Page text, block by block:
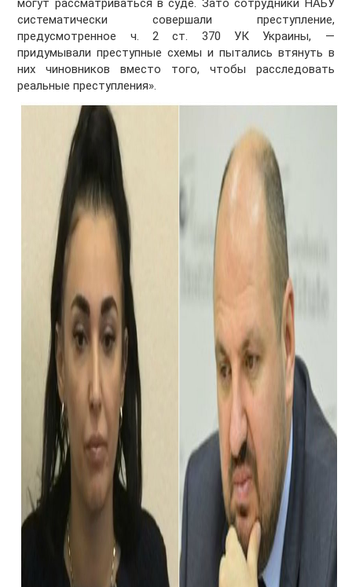
могут рассматриваться в суде. Зато сотрудники НАБУ
систематически совершали преступление,
предусмотренное ч. 2 ст. 370 УК Украины, —
придумывали преступные схемы и пытались втянуть в
них чиновников вместо того, чтобы расследовать
реальные преступления».